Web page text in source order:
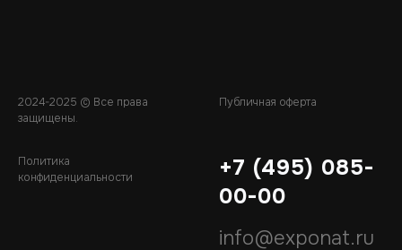
2024-2025 © Все права
защищены.
Публичная оферта
Политика
конфиденциальности
+7 (495) 085-
00-00
info@exponat.ru